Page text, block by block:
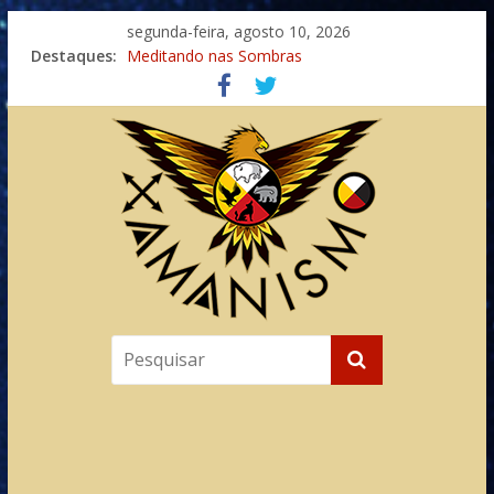
segunda-feira, agosto 10, 2026
Destaques: Meditando nas Sombras
Autosuficiência: A Jornada do Espírito Ancestral
Xamanismo Universal
Totens – Caminho Espiritual – Crescimento
Imaginação na Cura